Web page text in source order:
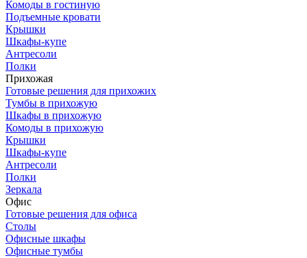
Комоды в гостиную
Подъемные кровати
Крышки
Шкафы-купе
Антресоли
Полки
Прихожая
Готовые решения для прихожих
Тумбы в прихожую
Шкафы в прихожую
Комоды в прихожую
Крышки
Шкафы-купе
Антресоли
Полки
Зеркала
Офис
Готовые решения для офиса
Столы
Офисные шкафы
Офисные тумбы